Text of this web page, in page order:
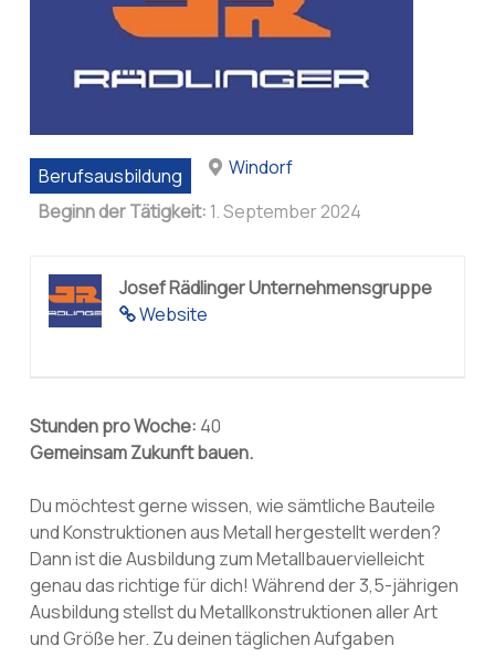
Berufsausbildung
Windorf
Beginn der Tätigkeit: 1. September 2024
Website
Josef Rädlinger Unternehmensgruppe
Stunden pro Woche: 40
Gemeinsam Zukunft bauen.
Du möchtest gerne wissen, wie sämtliche Bauteile
und Konstruktionen aus Metall hergestellt werden?
Dann ist die Ausbildung zum Metallbauervielleicht
genau das richtige für dich! Während der 3,5-jährigen
Ausbildung stellst du Metallkonstruktionen aller Art
und Größe her. Zu deinen täglichen Aufgaben